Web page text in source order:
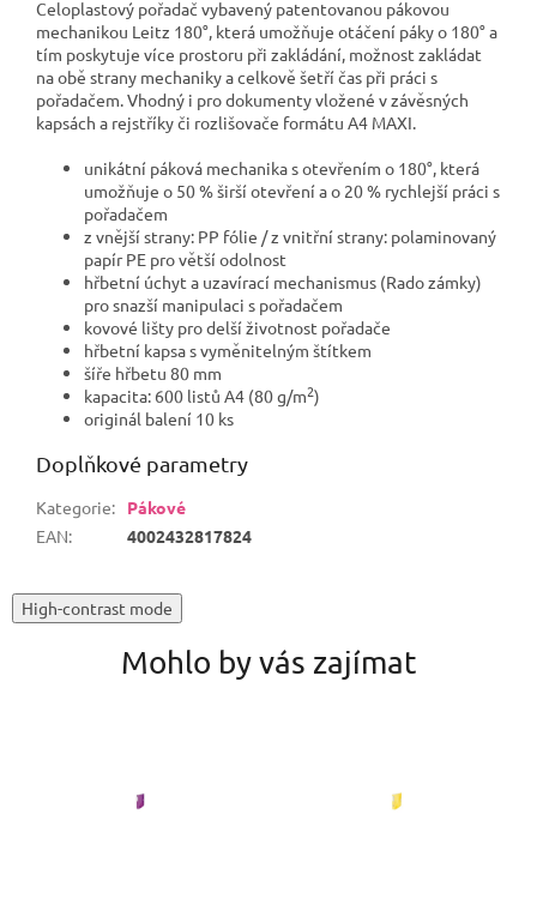
Celoplastový pořadač vybavený patentovanou pákovou
mechanikou Leitz 180°, která umožňuje otáčení páky o 180° a
tím poskytuje více prostoru při zakládání, možnost zakládat
na obě strany mechaniky a celkově šetří čas při práci s
pořadačem. Vhodný i pro dokumenty vložené v závěsných
kapsách a rejstříky či rozlišovače formátu A4 MAXI.
unikátní páková mechanika s otevřením o 180°, která
umožňuje o 50 % širší otevření a o 20 % rychlejší práci s
pořadačem
z vnější strany: PP fólie / z vnitřní strany: polaminovaný
papír PE pro větší odolnost
hřbetní úchyt a uzavírací mechanismus (Rado zámky)
pro snazší manipulaci s pořadačem
kovové lišty pro delší životnost pořadače
hřbetní kapsa s vyměnitelným štítkem
šíře hřbetu 80 mm
kapacita: 600 listů A4 (80 g/m2)
originál balení 10 ks
Doplňkové parametry
Kategorie:
Pákové
EAN: 4002432817824
High-contrast mode
Mohlo by vás zajímat